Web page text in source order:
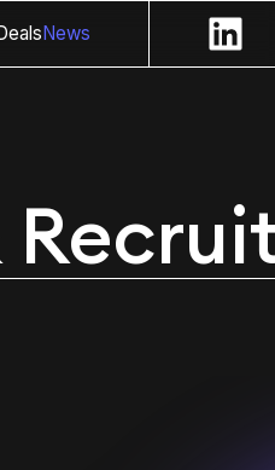
News